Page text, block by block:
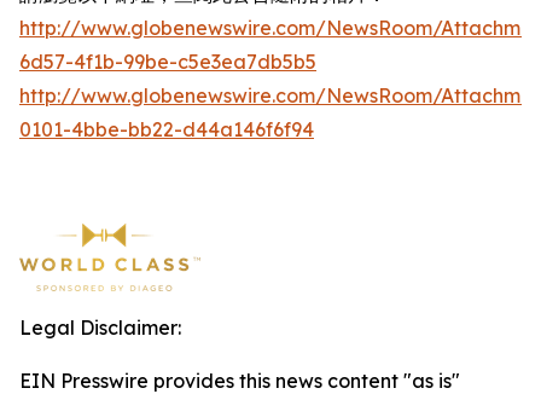
http://www.globenewswire.com/NewsRoom/
6d57-4f1b-99be-c5e3ea7db5b5
http://www.globenewswire.com/NewsRoom/
0101-4bbe-bb22-d44a146f6f94
Legal Disclaimer:
EIN Presswire provides this news content "as is"